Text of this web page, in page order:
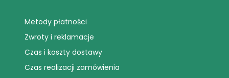
Metody płatności
Zwroty i reklamacje
Czas i koszty dostawy
Czas realizacji zamówienia